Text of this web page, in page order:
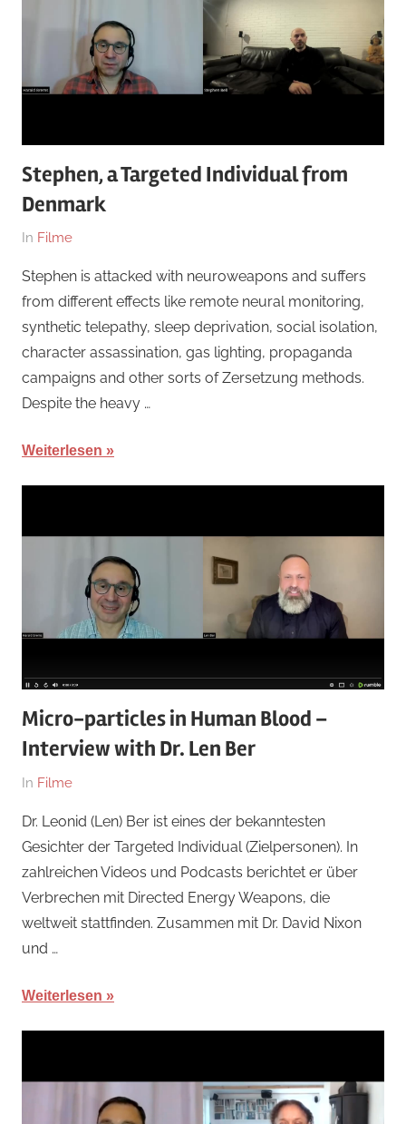
Stephen, a Targeted Individual from
Denmark
Am
November
2023
Von
In Filme
Stephen is attacked with neuroweapons and suffers
from different effects like remote neural monitoring,
synthetic telepathy, sleep deprivation, social isolation,
character assassination, gas lighting, propaganda
campaigns and other sorts of Zersetzung methods.
Despite the heavy …
Weiterlesen
Micro-particles in Human Blood –
Interview with Dr. Len Ber
Am
November
2023
Von
In Filme
Dr. Leonid (Len) Ber ist eines der bekanntesten
Gesichter der Targeted Individual (Zielpersonen). In
zahlreichen Videos und Podcasts berichtet er über
Verbrechen mit Directed Energy Weapons, die
weltweit stattfinden. Zusammen mit Dr. David Nixon
und …
Weiterlesen